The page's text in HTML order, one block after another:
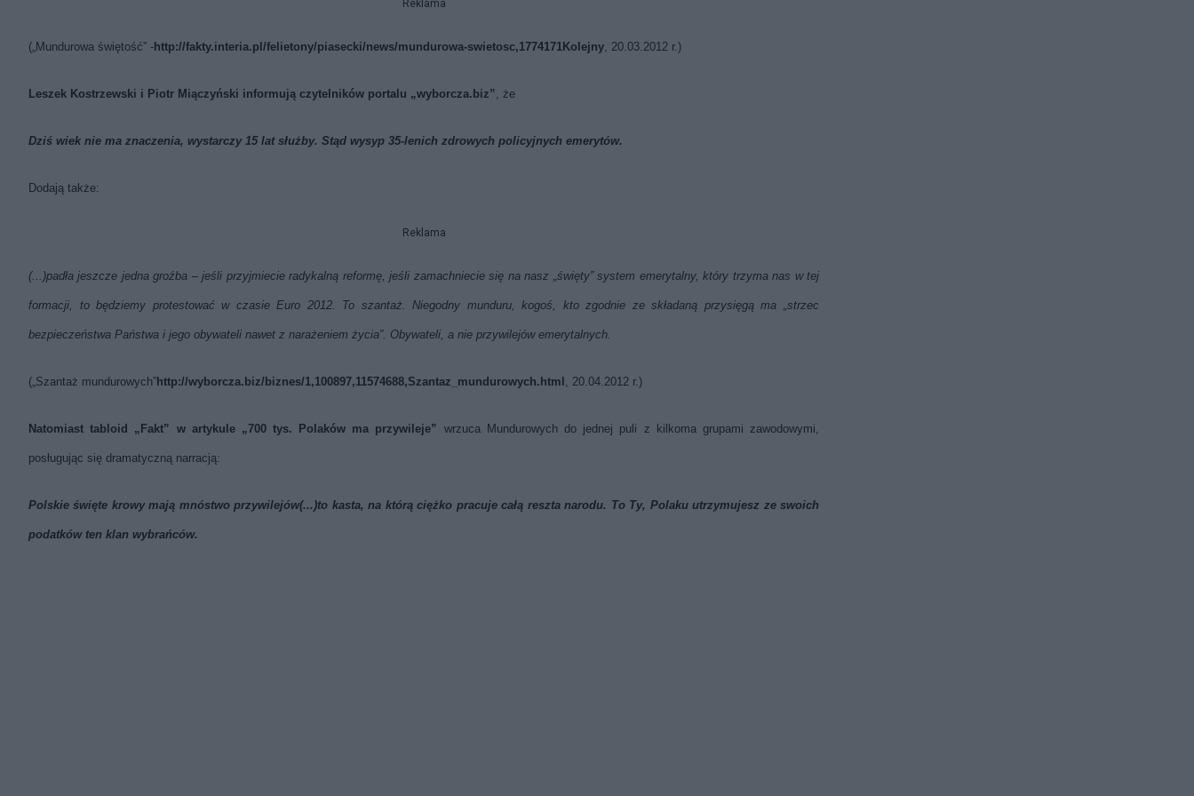
Reklama
(„Mundurowa świętość” - http://fakty.interia.pl/felietony/piasecki/news/mundurowa-swietosc,1774171Kolejny, 20.03.2012 r.)
Leszek Kostrzewski i Piotr Miączyński informują czytelników portalu „wyborcza.biz”, że
Dziś wiek nie ma znaczenia, wystarczy 15 lat służby. Stąd wysyp 35-lenich zdrowych policyjnych emerytów.
Dodają także:
Reklama
(...)padła jeszcze jedna groźba – jeśli przyjmiecie radykalną reformę, jeśli zamachniecie się na nasz „święty” system emerytalny, który trzyma nas w tej
formacji, to będziemy protestować w czasie Euro 2012. To szantaż. Niegodny munduru, kogoś, kto zgodnie ze składaną przysięgą ma „strzec
bezpieczeństwa Państwa i jego obywateli nawet z narażeniem życia”. Obywateli, a nie przywilejów emerytalnych.
(„Szantaż mundurowych” http://wyborcza.biz/biznes/1,100897,11574688,Szantaz_mundurowych.html , 20.04.2012 r.)
Natomiast tabloid „Fakt” w artykule „700 tys. Polaków ma przywileje” wrzuca Mundurowych do jednej puli z kilkoma grupami zawodowymi,
posługując się dramatyczną narracją:
Polskie święte krowy mają mnóstwo przywilejów(...)to kasta, na którą ciężko pracuje całą reszta narodu. To Ty, Polaku utrzymujesz ze swoich
podatków ten klan wybrańców.